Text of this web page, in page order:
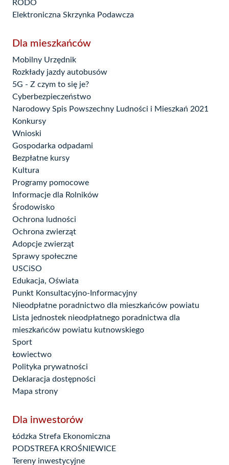
RODO
Elektroniczna Skrzynka Podawcza
Dla mieszkańców
Mobilny Urzędnik
Rozkłady jazdy autobusów
5G - Z czym to się je?
Cyberbezpieczeństwo
Narodowy Spis Powszechny Ludności i Mieszkań 2021
Konkursy
Wnioski
Gospodarka odpadami
Bezpłatne kursy
Kultura
Programy pomocowe
Informacje dla Rolników
Środowisko
Ochrona ludności
Ochrona zwierząt
Adopcje zwierząt
Sprawy społeczne
USCiSO
Edukacja, Oświata
Punkt Konsultacyjno-Informacyjny
Nieodpłatne poradnictwo dla mieszkańców powiatu
Lista jednostek nieodpłatnego poradnictwa dla
mieszkańców powiatu kutnowskiego
Sport
Łowiectwo
Polityka prywatności
Deklaracja dostępności
Mapa strony
Dla inwestorów
Łódzka Strefa Ekonomiczna
PODSTREFA KROŚNIEWICE
Tereny inwestycyjne